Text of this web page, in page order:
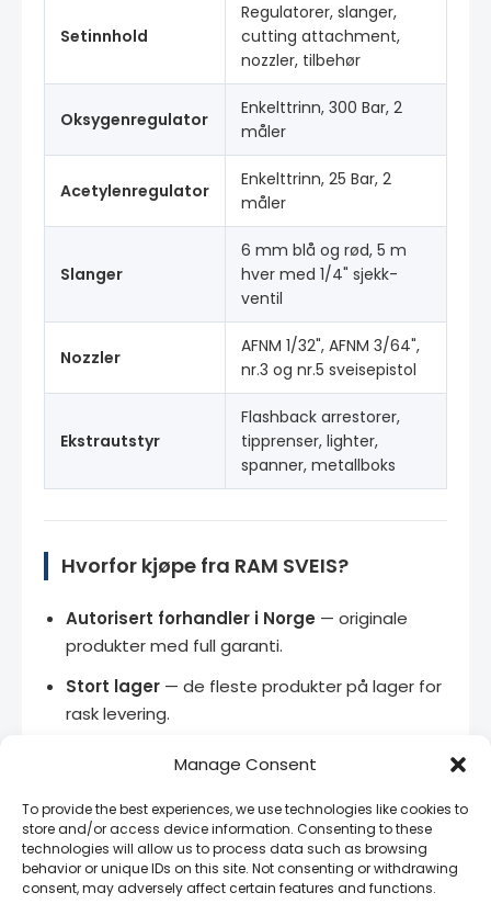
Manage Consent
To provide the best experiences, we use technologies like cookies to
store and/or access device information. Consenting to these
technologies will allow us to process data such as browsing
behavior or unique IDs on this site. Not consenting or withdrawing
consent, may adversely affect certain features and functions.
Setinnhold
Regulatorer, slanger,
cutting attachment,
nozzler, tilbehør
Oksygenregulator
Enkelttrinn, 300 Bar, 2
måler
Acetylenregulator
Enkelttrinn, 25 Bar, 2
måler
Slanger
6 mm blå og rød, 5 m
hver med 1/4" sjekk-
ventil
Nozzler
AFNM 1/32", AFNM 3/64",
nr.3 og nr.5 sveisepistol
Ekstrautstyr
Flashback arrestorer,
tipprenser, lighter,
spanner, metallboks
Hvorfor kjøpe fra RAM SVEIS?
Autorisert forhandler i Norge — originale
produkter med full garanti.
Stort lager — de fleste produkter på lager for
rask levering.
Bedriftspriser— kontakt oss for volumrabatt
Norsk teknisk support— vi snakker ditt språk
og kjenner produktene.
14 dagers angrerett— full retur på uåpnede